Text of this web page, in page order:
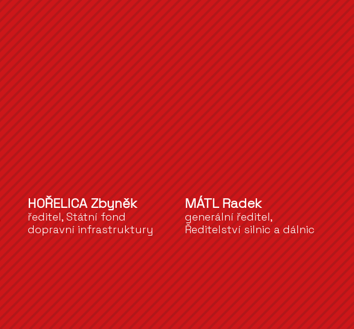
HOŘELICA Zbyněk
ředitel, Státní fond
dopravní infrastruktury
MÁTL Radek
generální ředitel,
Ředitelství silnic a dálnic